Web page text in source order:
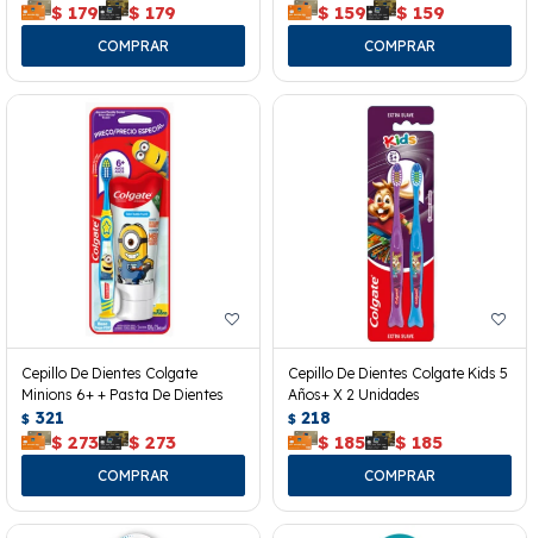
$ 179 $ 179 $ 159 $ 159
Cepillo De Dientes Colgate
Minions 6+ + Pasta De Dientes
$ 321
$ 273 $ 273
Cepillo De Dientes Colgate Kids 5
Años+ X 2 Unidades
$ 218
$ 185 $ 185